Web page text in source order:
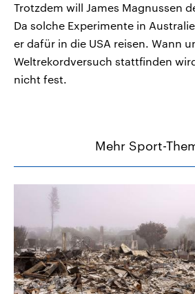
Trotzdem will James Magnussen
Da solche Experimente in
er dafür in die USA reisen. Wann
Weltrekordversuch stattfinden
nicht fest.
Mehr Sport-